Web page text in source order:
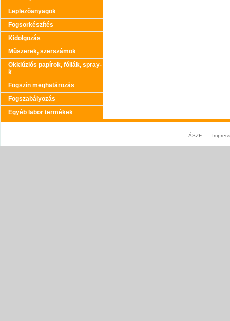
Leplezőanyagok
Fogsorkészítés
Kidolgozás
Műszerek, szerszámok
Okklúziós papírok, fóliák, spray-
k
Fogszín meghatározás
Fogszabályozás
Egyéb labor termékek
ÁSZF